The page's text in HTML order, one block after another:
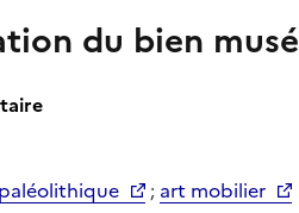
du bien
paléolithique ; art mobilier